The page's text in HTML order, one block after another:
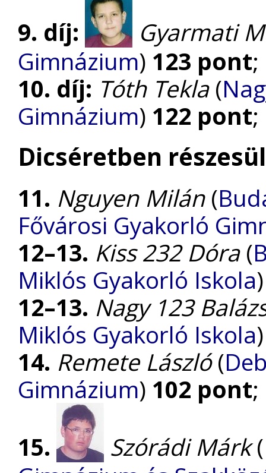
9. díj:
Gyarmati
Gimnázium) 123 pont;
10. díj: Tóth Tekla(
Gimnázium) 122 pont;
Dicséretben
11. Nguyen Milán(
Fővárosi Gyakorló
12–13. Kiss 232 Dóra(
Miklós Gyakorló Iskola
12–13. Nagy 123
Miklós Gyakorló Iskola
14. Remete László(
Gimnázium) 102 pont;
15.
Szórádi Márk(